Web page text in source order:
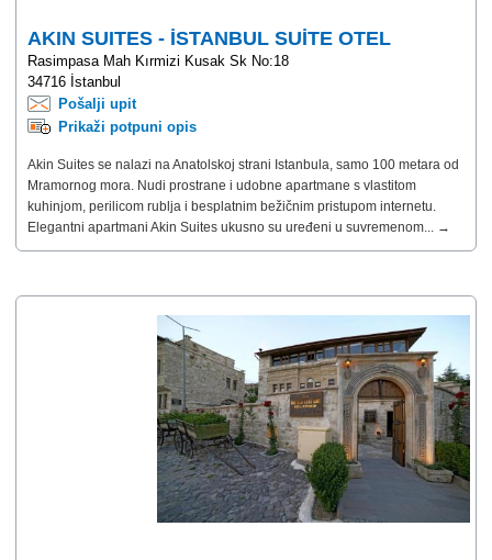
AKIN SUITES - İSTANBUL SUİTE OTEL
Rasimpasa Mah Kırmizi Kusak Sk No:18
34716 İstanbul
Pošalji upit
Prikaži potpuni opis
Akin Suites se nalazi na Anatolskoj strani Istanbula, samo 100 metara od
Mramornog mora. Nudi prostrane i udobne apartmane s vlastitom
kuhinjom, perilicom rublja i besplatnim bežičnim pristupom internetu.
Elegantni apartmani Akin Suites ukusno su uređeni u suvremenom... →